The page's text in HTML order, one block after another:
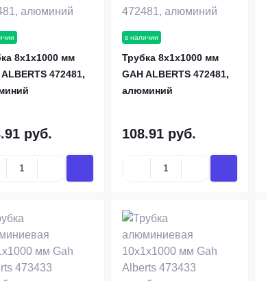
8х1х1000 мм
472481,
руб.
в наличии
Трубка 8х1х1000 мм
GAH ALBERTS 472481,
алюминий
108.91 руб.